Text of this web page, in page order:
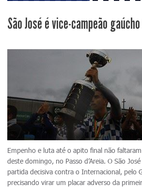
São José é vice-campeão
Empenho e luta até o apito final não
deste domingo, no Passo d’Areia. O São
partida decisiva contra o Internacional, pelo
precisando virar um placar adverso da